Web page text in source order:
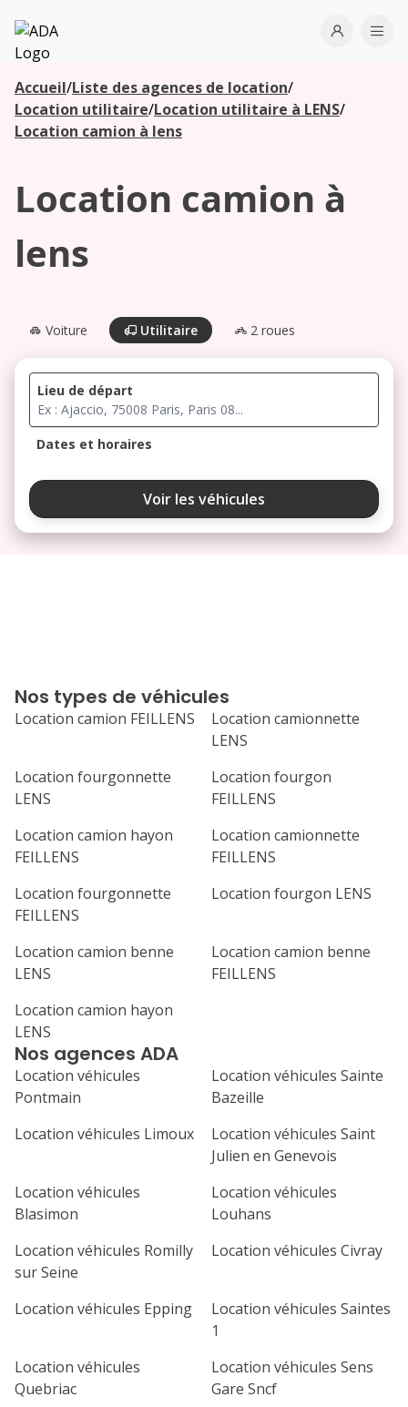
ADA
Open
Accueil/Liste des agences de location/
Location utilitaire/Location utilitaire à LENS/
Location camion à lens
Location camion à
lens
Voiture Utilitaire 2 roues
Lieu de départ
Dates et horaires
août 2026
ma me
24 25 26
septembre 2026
me
1
2 3 4
14
21 22 23 24 25
Voir les véhicules
Nos agences ADA
Location véhicules
Pontmain
Location véhicules Sainte
Bazeille
Location véhicules Limoux
Location véhicules Saint
Julien en Genevois
Location véhicules
Blasimon
Location véhicules
Louhans
Location véhicules Romilly
sur Seine
Location véhicules Civray
Location véhicules Epping
Location véhicules Saintes
1
Location véhicules
Quebriac
Location véhicules Sens
Gare Sncf
Nos types de véhicules
Location camion FEILLENS
Location camionnette
LENS
Location fourgonnette
LENS
Location fourgon
FEILLENS
Location camion hayon
FEILLENS
Location camionnette
FEILLENS
Location fourgonnette
FEILLENS
Location fourgon LENS
Location camion benne
LENS
Location camion benne
FEILLENS
Location camion hayon
LENS
Les
agences à
proximité
Commencez
votre
recherche
proximité